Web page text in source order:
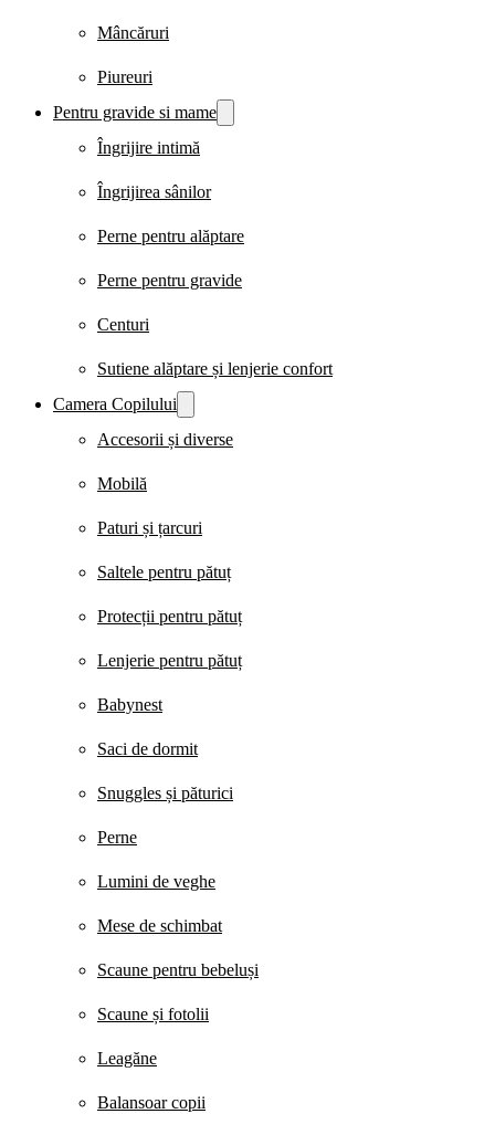
Mâncăruri
Piureuri
Pentru gravide si mame
Îngrijire intimă
Îngrijirea sânilor
Perne pentru alăptare
Perne pentru gravide
Centuri
Sutiene alăptare și lenjerie confort
Camera Copilului
Accesorii și diverse
Mobilă
Paturi și țarcuri
Saltele pentru pătuț
Protecții pentru pătuț
Lenjerie pentru pătuț
Babynest
Saci de dormit
Snuggles și păturici
Perne
Lumini de veghe
Mese de schimbat
Scaune pentru bebeluși
Scaune și fotolii
Leagăne
Balansoar copii